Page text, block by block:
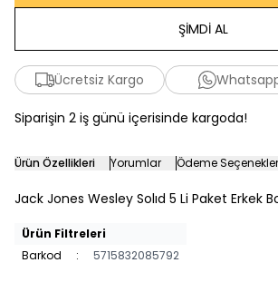
ŞİMDİ AL
Ücretsiz Kargo
Siparişin 2 iş günü içerisinde kargoda!
Ürün Özellikleri Yorumlar Ödeme
Jack Jones Wesley Solıd 5 Li Paket Erkek
Ürün Filtreleri
Barkod
: 5715832085792